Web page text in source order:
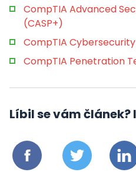
CompTIA Advanced
(CASP+)
CompTIA
CompTIA Penetration
Líbil se vám